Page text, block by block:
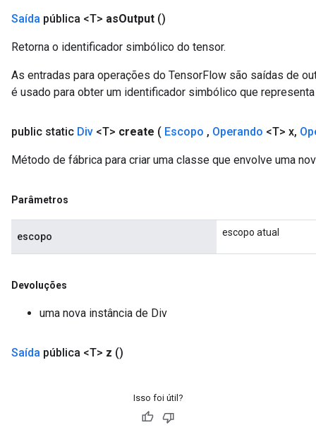
Saída pública <T> asOutput ()
Retorna o identificador simbólico do tensor.
As entradas para operações do TensorFlow são saídas de
é usado para obter um identificador simbólico que
public static Div <T> create ( Escopo , Operando <T> x,
Método de fábrica para criar uma classe que envolve uma
Parâmetros
escopo escopo atual
Devoluções
uma nova instância de Div
Saída pública <T> z ()
Isso foi útil?